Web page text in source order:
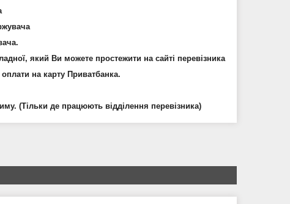
який Ви можете простежити на сайті перевізника
на карту Приватбанка.
(Тільки де працюють відділення перевізника)